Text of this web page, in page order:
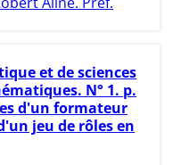
et de sciences
N° 1. p.
d'un formateur
jeu de rôles en